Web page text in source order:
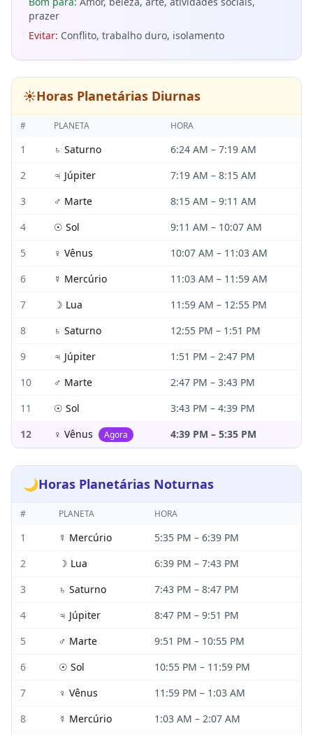
prazer
Evitar: Conflito, trabalho duro, isolamento
☀️Horas Planetárias Diurnas
# PLANETA HORA
1 ♄ Saturno 6:24 AM – 7:19 AM
2
♃ Júpiter 7:19 AM – 8:15 AM
3
♂ Marte 8:15 AM – 9:11 AM
4
☉ Sol 9:11 AM – 10:07 AM
5
♀ Vênus 10:07 AM – 11:03 AM
6
☿ Mercúrio 11:03 AM – 11:59 AM
7
☽ Lua 11:59 AM – 12:55 PM
8
♄ Saturno 12:55 PM – 1:51 PM
9
♃ Júpiter 1:51 PM – 2:47 PM
10
♂ Marte 2:47 PM – 3:43 PM
11
☉ Sol 3:43 PM – 4:39 PM
12
♀ Vênus Agora 4:39 PM – 5:35 PM
🌙Horas Planetárias Noturnas
# PLANETA HORA
1 ☿ Mercúrio 5:35 PM – 6:39 PM
2
☽ Lua 6:39 PM – 7:43 PM
3
♄ Saturno 7:43 PM – 8:47 PM
4
♃ Júpiter 8:47 PM – 9:51 PM
5
♂ Marte 9:51 PM – 10:55 PM
6
☉ Sol 10:55 PM – 11:59 PM
7
♀ Vênus 11:59 PM – 1:03 AM
8
☿ Mercúrio 1:03 AM – 2:07 AM